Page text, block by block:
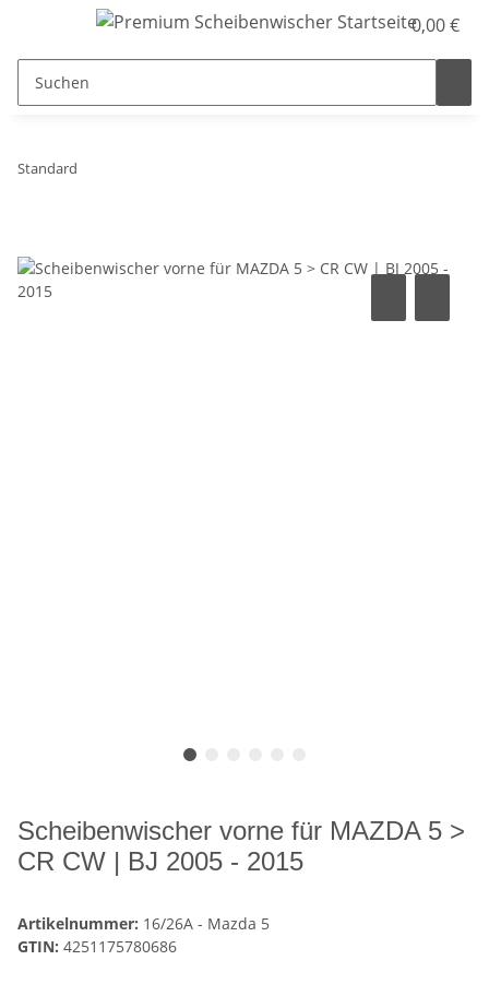
0,00 €
Standard
Scheibenwischer vorne für MAZDA 5 >
CR CW | BJ 2005 - 2015
Artikelnummer: 16/26A - Mazda 5
GTIN: 4251175780686